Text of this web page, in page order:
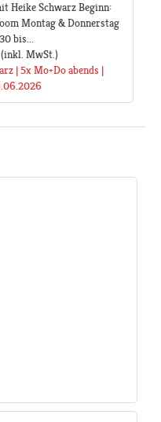
Heike Schwarz Beginn:
Montag & Donnerstag
bis...
MwSt.)
| 5x Mo+Do abends |